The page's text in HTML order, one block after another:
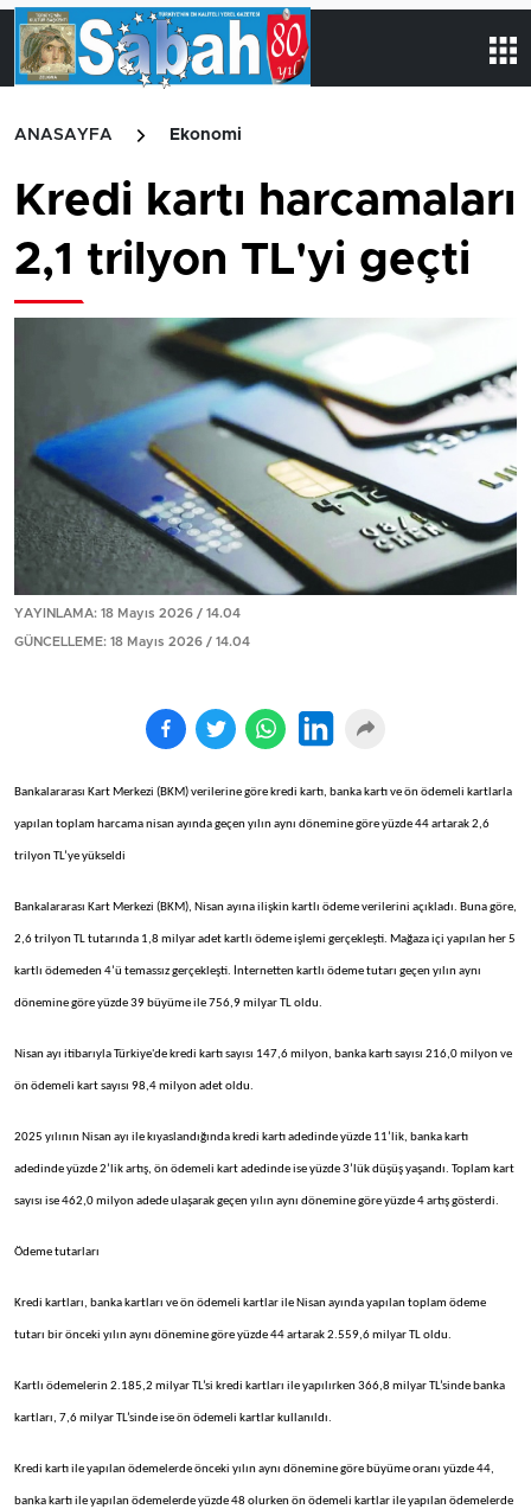
ANASAYFA Ekonomi
Kredi kartı harcamaları
2,1 trilyon TL'yi geçti
YAYINLAMA: 18 Mayıs 2026 / 14.04
GÜNCELLEME: 18 Mayıs 2026 / 14.04
Bankalararası Kart Merkezi (BKM) verilerine göre kredi kartı, banka kartı ve ön ödemeli kartlarla
yapılan toplam harcama nisan ayında geçen yılın aynı dönemine göre yüzde 44 artarak 2,6
trilyon TL’ye yükseldi
Bankalararası Kart Merkezi (BKM), Nisan ayına ilişkin kartlı ödeme verilerini açıkladı. Buna göre,
2,6 trilyon TL tutarında 1,8 milyar adet kartlı ödeme işlemi gerçekleşti. Mağaza içi yapılan her 5
kartlı ödemeden 4’ü temassız gerçekleşti. İnternetten kartlı ödeme tutarı geçen yılın aynı
dönemine göre yüzde 39 büyüme ile 756,9 milyar TL oldu.
Nisan ayı itibarıyla Türkiye'de kredi kartı sayısı 147,6 milyon, banka kartı sayısı 216,0 milyon ve
ön ödemeli kart sayısı 98,4 milyon adet oldu.
2025 yılının Nisan ayı ile kıyaslandığında kredi kartı adedinde yüzde 11’lik, banka kartı
adedinde yüzde 2’lik artış, ön ödemeli kart adedinde ise yüzde 3’lük düşüş yaşandı. Toplam kart
sayısı ise 462,0 milyon adede ulaşarak geçen yılın aynı dönemine göre yüzde 4 artış gösterdi.
Ödeme tutarları
Kredi kartları, banka kartları ve ön ödemeli kartlar ile Nisan ayında yapılan toplam ödeme
tutarı bir önceki yılın aynı dönemine göre yüzde 44 artarak 2.559,6 milyar TL oldu.
Kartlı ödemelerin 2.185,2 milyar TL’si kredi kartları ile yapılırken 366,8 milyar TL’sinde banka
kartları, 7,6 milyar TL’sinde ise ön ödemeli kartlar kullanıldı.
Kredi kartı ile yapılan ödemelerde önceki yılın aynı dönemine göre büyüme oranı yüzde 44,
banka kartı ile yapılan ödemelerde yüzde 48 olurken ön ödemeli kartlar ile yapılan ödemelerde